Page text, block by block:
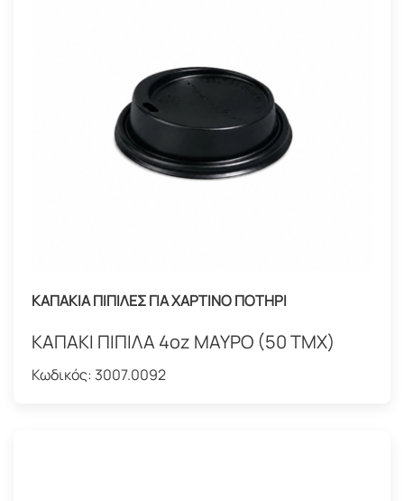
ΚΑΠΑΚΙΑ ΠΙΠΙΛΕΣ ΓΙΑ ΧΑΡΤΙΝΟ ΠΟΤΗΡΙ
ΚΑΠΑΚΙ ΠΙΠΙΛΑ 4oz ΜΑΥΡΟ (50 ΤΜΧ)
Κωδικός: 3007.0092